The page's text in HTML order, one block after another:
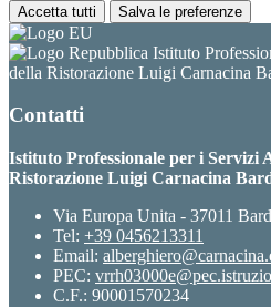
Accetta tutti Salva le preferenze
Istituto
della Ristorazione Luigi Carnacina
Contatti
Istituto Professionale per i Servizi
Ristorazione Luigi Carnacina
Via Europa Unita - 37011
Tel: +39 0456213311
Email:
PEC:
C.F.: 90001570234